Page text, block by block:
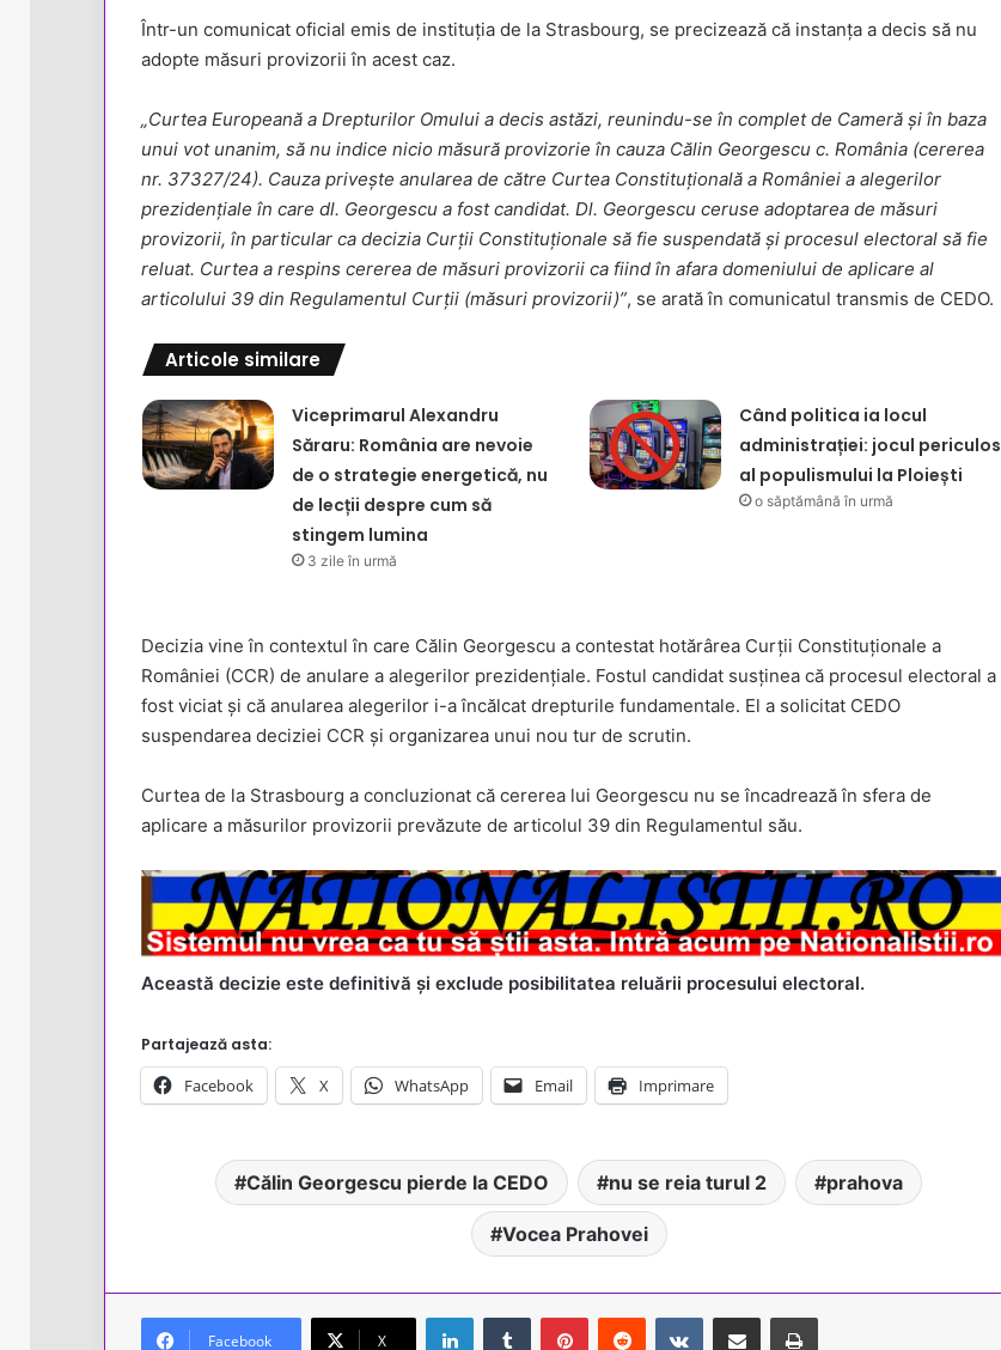
Într-un comunicat oficial emis de instituția de la Strasbourg, se precizează că instanța a decis să nu
adopte măsuri provizorii în acest caz.
„Curtea Europeană a Drepturilor Omului a decis astăzi, reunindu-se în complet de Cameră și în baza
unui vot unanim, să nu indice nicio măsură provizorie în cauza Călin Georgescu c. România (cererea
nr. 37327/24). Cauza privește anularea de către Curtea Constituțională a României a alegerilor
prezidențiale în care dl. Georgescu a fost candidat. Dl. Georgescu ceruse adoptarea de măsuri
provizorii, în particular ca decizia Curții Constituționale să fie suspendată și procesul electoral să fie
reluat. Curtea a respins cererea de măsuri provizorii ca fiind în afara domeniului de aplicare al
articolului 39 din Regulamentul Curții (măsuri provizorii)”, se arată în comunicatul transmis de CEDO.
Articole similare
Viceprimarul Alexandru
Săraru: România are nevoie
de o strategie energetică, nu
de lecții despre cum să
stingem lumina
3 zile în urmă
Când politica ia locul
administrației: jocul periculos
al populismului la Ploiești
o săptămână în urmă
Decizia vine în contextul în care Călin Georgescu a contestat hotărârea Curții Constituționale a
României (CCR) de anulare a alegerilor prezidențiale. Fostul candidat susținea că procesul electoral a
fost viciat și că anularea alegerilor i-a încălcat drepturile fundamentale. El a solicitat CEDO
suspendarea deciziei CCR și organizarea unui nou tur de scrutin.
Curtea de la Strasbourg a concluzionat că cererea lui Georgescu nu se încadrează în sfera de
aplicare a măsurilor provizorii prevăzute de articolul 39 din Regulamentul său.
Această decizie este definitivă și exclude posibilitatea reluării procesului electoral.
Partajează asta:
Facebook X WhatsApp Email Imprimare
Călin Georgescu pierde la CEDO nu se reia turul 2 prahova
Vocea Prahovei
Facebook X
LinkedInTumblr PinterestReddit VKontakteShare via Email Tipărește